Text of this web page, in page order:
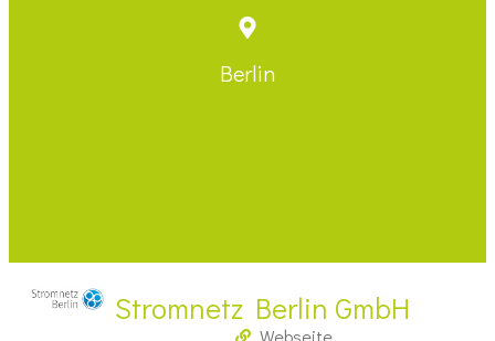
Berlin
Stromnetz Berlin GmbH
Webseite